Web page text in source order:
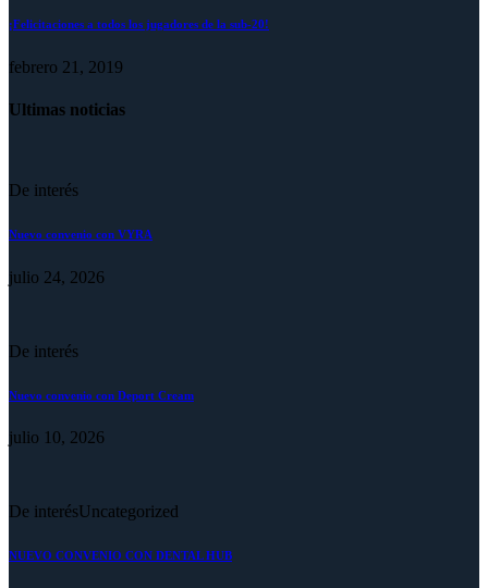
¡Felicitaciones a todos los jugadores de la sub-20!
febrero 21, 2019
Ultimas noticias
De interés
Nuevo convenio con VYRA
julio 24, 2026
De interés
Nuevo convenio con Deport Cream
julio 10, 2026
De interésUncategorized
NUEVO CONVENIO CON DENTAL HUB